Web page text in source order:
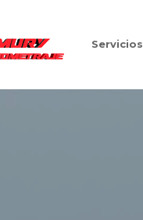
Servicios